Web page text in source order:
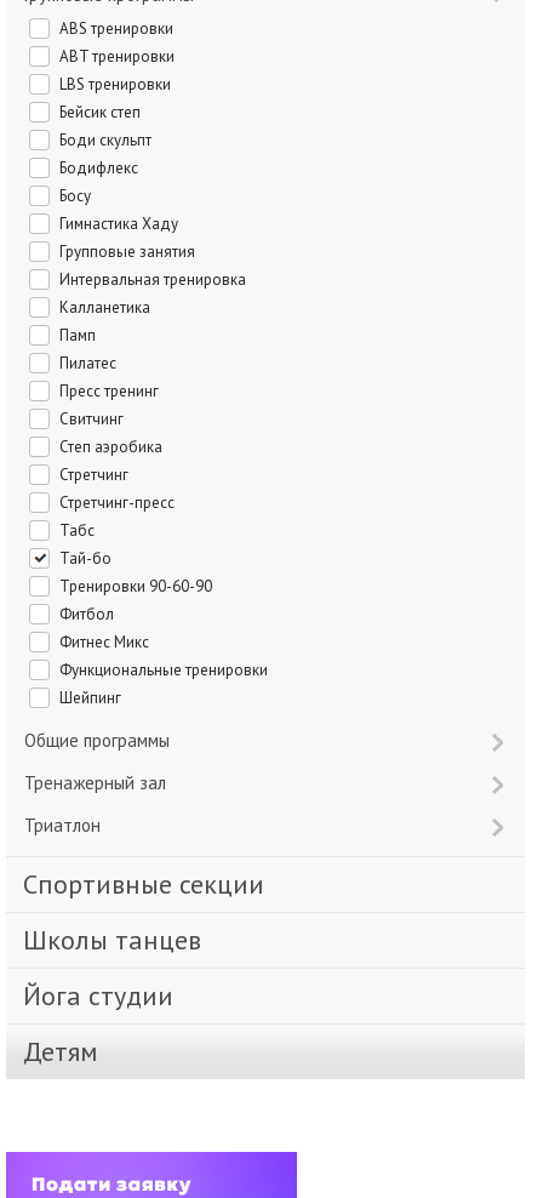
ABS тренировки
ABT тренировки
LBS тренировки
Бейсик степ
Боди скульпт
Бодифлекс
Босу
Гимнастика Хаду
Групповые занятия
Интервальная тренировка
Калланетика
Памп
Пилатес
Пресс тренинг
Свитчинг
Степ аэробика
Стретчинг
Стретчинг-пресс
Табс
Тай-бо
Тренировки 90-60-90
Фитбол
Фитнес Микс
Функциональные тренировки
Шейпинг
Общие программы
Тренажерный зал
Триатлон
Спортивные секции
Школы танцев
Йога студии
Детям